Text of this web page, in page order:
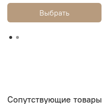
Выбрать
Сопутствующие товары